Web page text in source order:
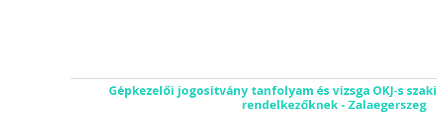
Gépkezelői jogosítvány tanfolyam és vizsga OKJ-s
rendelkezőknek - Zalaegerszeg